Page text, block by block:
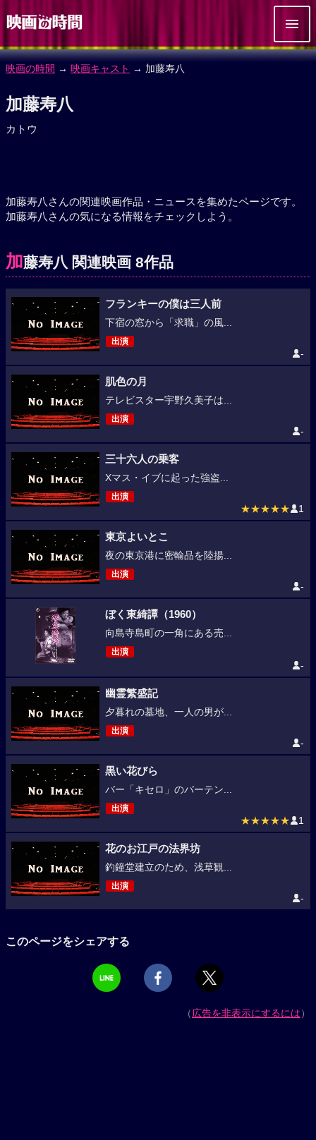
映画の時間 → 映画キャスト → 加藤寿八
加藤寿八
カトウ
加藤寿八さんの関連映画作品・ニュースを集めたページです。
加藤寿八さんの気になる情報をチェックしよう。
加藤寿八 関連映画 8作品
フランキーの僕は三人前
下宿の窓から「求職」の風...
出演
-
肌色の月
テレビスター宇野久美子は...
出演
-
三十六人の乗客
Xマス・イブに起った強盗...
出演
★★★★★ 1
東京よいとこ
夜の東京港に密輸品を陸揚...
出演
-
ぼく東綺譚（1960）
向島寺島町の一角にある売...
出演
-
幽霊繁盛記
夕暮れの墓地、一人の男が...
出演
-
黒い花びら
バー「キセロ」のバーテン...
出演
★★★★★ 1
花のお江戸の法界坊
釣鐘堂建立のため、浅草観...
出演
-
このページをシェアする
（広告を非表示にするには）